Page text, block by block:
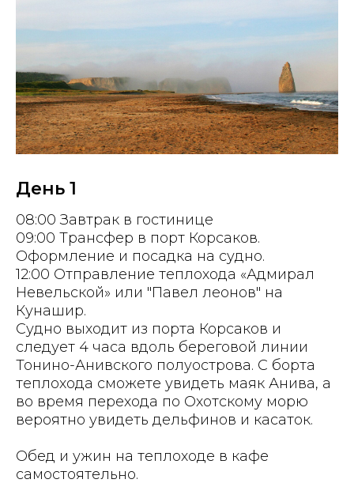
День 1
08:00 Завтрак в гостинице
09:00 Трансфер в порт Корсаков.
Оформление и посадка на судно.
12:00 Отправление теплохода «Адмирал
Невельской» или "Павел леонов" на
Кунашир.
Судно выходит из порта Корсаков и
следует 4 часа вдоль береговой линии
Тонино-Анивского полуострова. С борта
теплохода сможете увидеть маяк Анива, а
во время перехода по Охотскому морю
вероятно увидеть дельфинов и касаток.
Обед и ужин на теплоходе в кафе
самостоятельно.